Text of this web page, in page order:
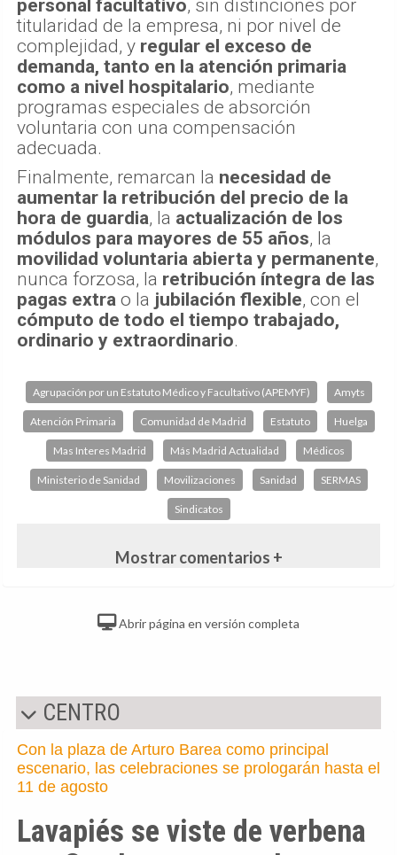
personal facultativo, sin distinciones por
titularidad de la empresa, ni por nivel de
complejidad, y regular el exceso de
demanda, tanto en la atención primaria
como a nivel hospitalario, mediante
programas especiales de absorción
voluntaria con una compensación
adecuada.
Finalmente, remarcan la necesidad de
aumentar la retribución del precio de la
hora de guardia, la actualización de los
módulos para mayores de 55 años, la
movilidad voluntaria abierta y permanente,
nunca forzosa, la retribución íntegra de las
pagas extra o la jubilación flexible, con el
cómputo de todo el tiempo trabajado,
ordinario y extraordinario.
Agrupación por un Estatuto Médico y Facultativo (APEMYF) Amyts
Atención Primaria Comunidad de Madrid Estatuto Huelga
Mas Interes Madrid Más Madrid Actualidad Médicos
Ministerio de Sanidad Movilizaciones Sanidad SERMAS
Sindicatos
Mostrar comentarios +
Abrir página en versión completa
CENTRO
Con la plaza de Arturo Barea como principal
escenario, las celebraciones se prologarán hasta el
11 de agosto
Lavapiés se viste de verbena